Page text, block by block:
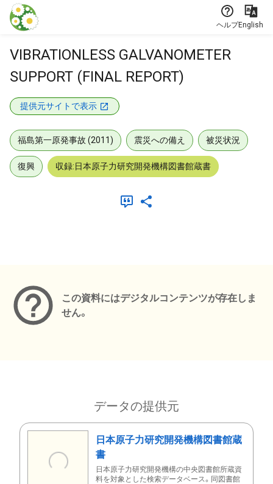
本文に飛ぶ
ヘルプEnglish
VIBRATIONLESS GALVANOMETER
SUPPORT (FINAL REPORT)
提供元サイトで表示
福島第一原発事故 (2011) 震災への備え 被災状況
復興 収録:日本原子力研究開発機構図書館蔵書
この資料にはデジタルコンテンツが存在しま
せん。
データの提供元
日本原子力研究開発機構図書館蔵
書
日本原子力研究開発機構の中央図書館所蔵資
料を対象とした検索データベース。同図書館